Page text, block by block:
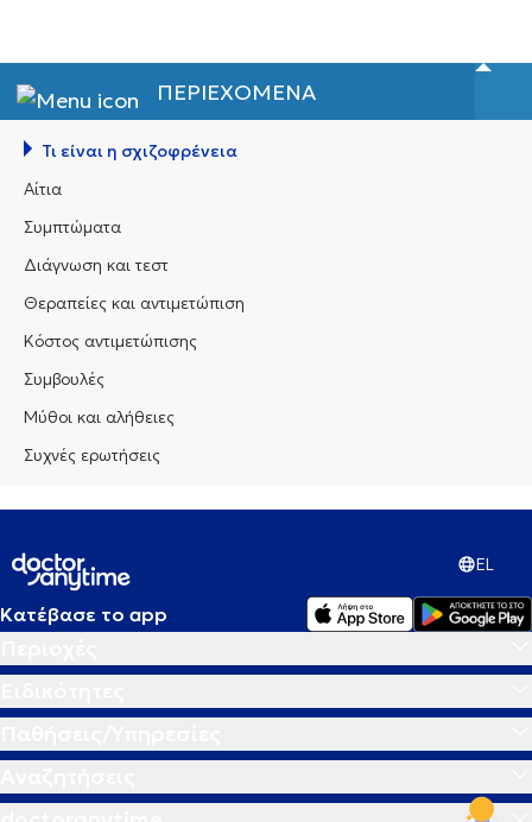
ΠΕΡΙΕΧΟΜΕΝΑ
Τι είναι η σχιζοφρένεια
Αίτια
Συμπτώματα
Διάγνωση και τεστ
Θεραπείες και αντιμετώπιση
Κόστος αντιμετώπισης
Συμβουλές
Μύθοι και αλήθειες
Συχνές ερωτήσεις
EL
Κατέβασε το app